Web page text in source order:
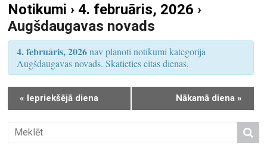
S
e
a
c
h
a
d
u
m
s
i
e
N
Notikumi › 4. februāris, 2026 ›
Augšdaugavas novads
4. februāris, 2026nav plānoti notikumi kategorijā
Augšdaugavas novads. Skatieties citas dienas.
« Iepriekšējā diena Nākamā diena »